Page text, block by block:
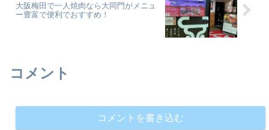
大阪梅田で一人焼肉なら大同門がメニュ
ー豊富で便利でおすすめ！
コメント
コメントを書き込む